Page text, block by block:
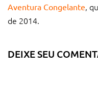
Aventura Congelante,
de 2014.
DEIXE SEU